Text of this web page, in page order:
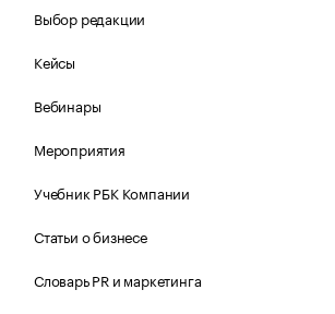
Выбор редакции
Кейсы
Вебинары
Мероприятия
Учебник РБК Компании
Статьи о бизнесе
Словарь PR и маркетинга